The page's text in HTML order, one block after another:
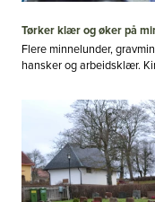
Tørker klær og øker på
Flere minnelunder,
hansker og arbeidsklær.